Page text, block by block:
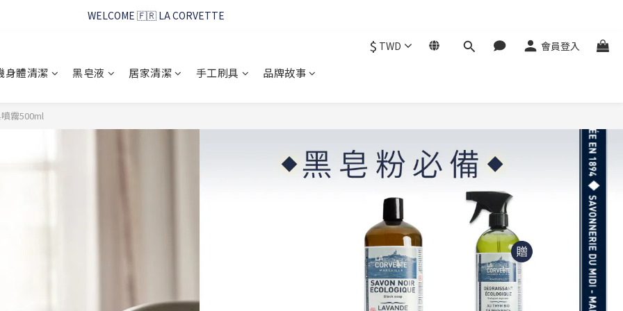
WELCOME 🇫🇷 LA CORVETTE
WELCOME 🇫🇷 LA CORVETTE
WELCOME 🇫🇷 LA CORVETTE
$ TWD 會員登入
身體清潔 黑皂液 居家清潔 手工刷具 品牌故事
霧500ml